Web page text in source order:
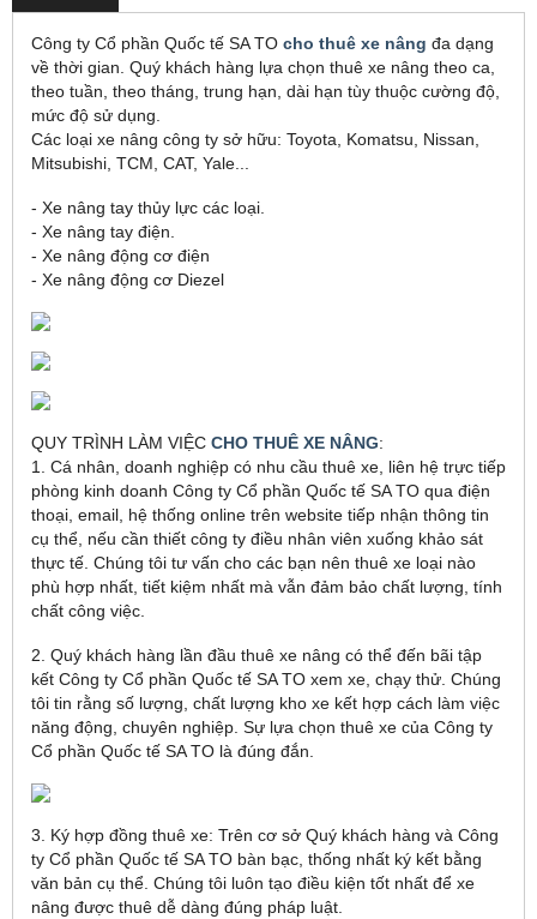
Công ty Cổ phần Quốc tế SA TO cho thuê xe nâng đa dạng
về thời gian. Quý khách hàng lựa chọn thuê xe nâng theo ca,
theo tuần, theo tháng, trung hạn, dài hạn tùy thuộc cường độ,
mức độ sử dụng.
Các loại xe nâng công ty sở hữu: Toyota, Komatsu, Nissan,
Mitsubishi, TCM, CAT, Yale...
- Xe nâng tay thủy lực các loại.
- Xe nâng tay điện.
- Xe nâng động cơ điện
- Xe nâng động cơ Diezel
QUY TRÌNH LÀM VIỆC CHO THUÊ XE NÂNG:
1. Cá nhân, doanh nghiệp có nhu cầu thuê xe, liên hệ trực tiếp
phòng kinh doanh Công ty Cổ phần Quốc tế SA TO qua điện
thoại, email, hệ thống online trên website tiếp nhận thông tin
cụ thể, nếu cần thiết công ty điều nhân viên xuống khảo sát
thực tế. Chúng tôi tư vấn cho các bạn nên thuê xe loại nào
phù hợp nhất, tiết kiệm nhất mà vẫn đảm bảo chất lượng, tính
chất công việc.
2. Quý khách hàng lần đầu thuê xe nâng có thể đến bãi tập
kết Công ty Cổ phần Quốc tế SA TO xem xe, chạy thử. Chúng
tôi tin rằng số lượng, chất lượng kho xe kết hợp cách làm việc
năng động, chuyên nghiệp. Sự lựa chọn thuê xe của Công ty
Cổ phần Quốc tế SA TO là đúng đắn.
3. Ký hợp đồng thuê xe: Trên cơ sở Quý khách hàng và Công
ty Cổ phần Quốc tế SA TO bàn bạc, thống nhất ký kết bằng
văn bản cụ thể. Chúng tôi luôn tạo điều kiện tốt nhất để xe
nâng được thuê dễ dàng đúng pháp luật.